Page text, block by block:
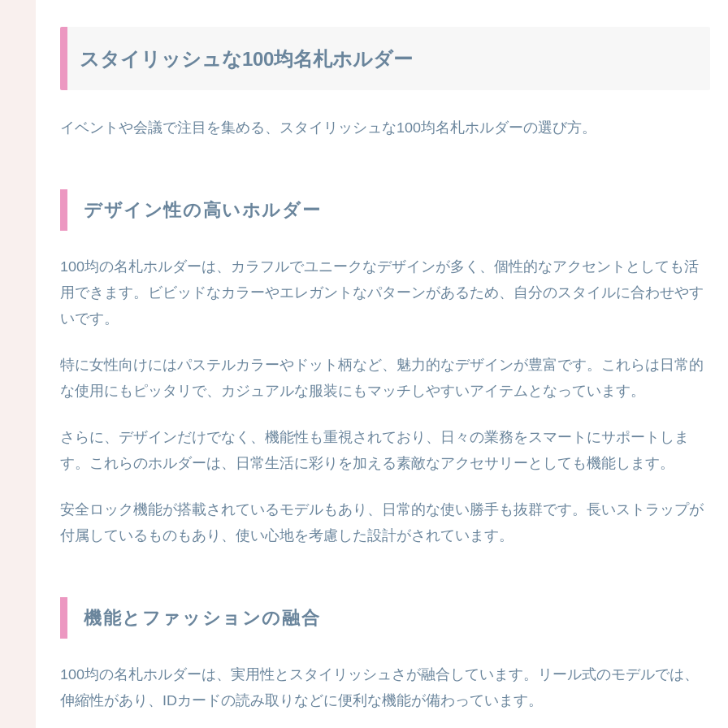
スタイリッシュな100均名札ホルダー
イベントや会議で注目を集める、スタイリッシュな100均名札ホルダーの選び方。
デザイン性の高いホルダー
100均の名札ホルダーは、カラフルでユニークなデザインが多く、個性的なアクセントとしても活
用できます。ビビッドなカラーやエレガントなパターンがあるため、自分のスタイルに合わせやす
いです。
特に女性向けにはパステルカラーやドット柄など、魅力的なデザインが豊富です。これらは日常的
な使用にもピッタリで、カジュアルな服装にもマッチしやすいアイテムとなっています。
さらに、デザインだけでなく、機能性も重視されており、日々の業務をスマートにサポートしま
す。これらのホルダーは、日常生活に彩りを加える素敵なアクセサリーとしても機能します。
安全ロック機能が搭載されているモデルもあり、日常的な使い勝手も抜群です。長いストラップが
付属しているものもあり、使い心地を考慮した設計がされています。
機能とファッションの融合
100均の名札ホルダーは、実用性とスタイリッシュさが融合しています。リール式のモデルでは、
伸縮性があり、IDカードの読み取りなどに便利な機能が備わっています。